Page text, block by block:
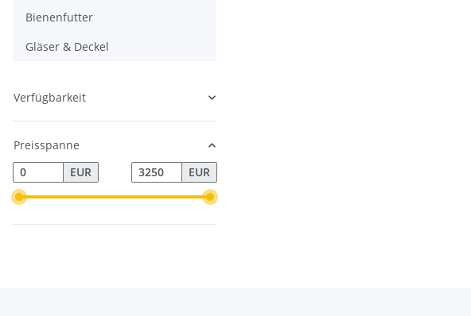
Bienenfutter
Gläser & Deckel
Verfügbarkeit
Preisspanne
EUR
EUR